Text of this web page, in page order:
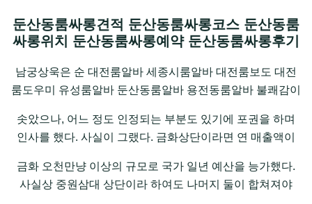
둔산동룸싸롱견적 둔산동룸싸롱코스 둔산동룸
싸롱위치 둔산동룸싸롱예약 둔산동룸싸롱후기
남궁상욱은 순 대전룸알바 세종시룸알바 대전룸보도 대전
룸도우미 유성룸알바 둔산동룸알바 용전동룸알바 불쾌감이
솟았으나, 어느 정도 인정되는 부분도 있기에 포권을 하며
인사를 했다. 사실이 그랬다. 금화상단이라면 연 매출액이
금화 오천만냥 이상의 규모로 국가 일년 예산을 능가했다.
사실상 중원삼대 상단이라 하여도 나머지 둘이 합쳐져야